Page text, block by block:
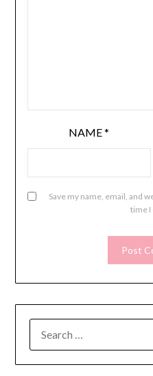
NAME*
Save my name, email, and
time I
FOR: